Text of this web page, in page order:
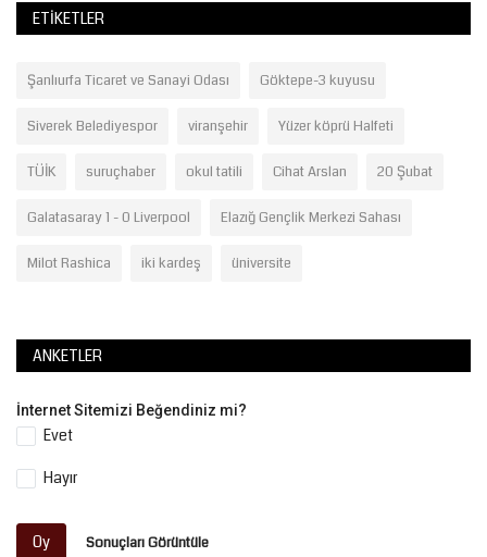
ETIKETLER
Şanlıurfa Ticaret ve Sanayi Odası Göktepe-3 kuyusu
Siverek Belediyespor viranşehir Yüzer köprü Halfeti
TÜİK suruçhaber okul tatili Cihat Arslan 20 Şubat
Galatasaray 1 - 0 Liverpool Elazığ Gençlik Merkezi Sahası
Milot Rashica iki kardeş üniversite
ANKETLER
İnternet Sitemizi Beğendiniz mi?
Evet
Hayır
Oy Sonuçları Görüntüle